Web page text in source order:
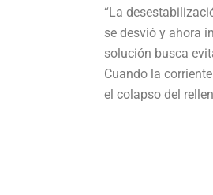
“La
se desvió y ahora
solución busca
Cuando la
el colapso del